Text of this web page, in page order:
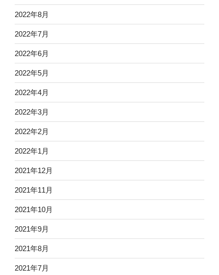
2022年8月
2022年7月
2022年6月
2022年5月
2022年4月
2022年3月
2022年2月
2022年1月
2021年12月
2021年11月
2021年10月
2021年9月
2021年8月
2021年7月